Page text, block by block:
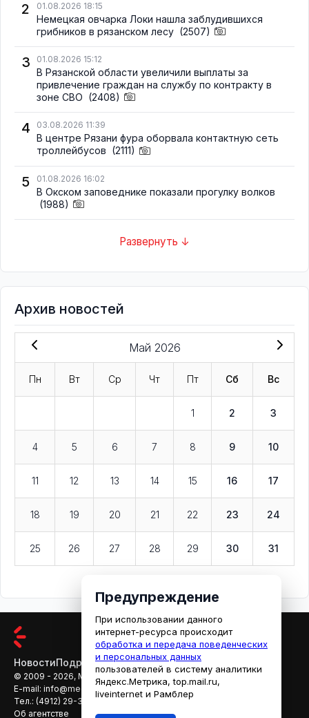
2 01.08.2026 18:15
Немецкая овчарка Локи нашла заблудившихся
грибников в рязанском лесу (2507)
3 01.08.2026 15:12
В Рязанской области увеличили выплаты за
привлечение граждан на службу по контракту в
зоне СВО (2408)
4 03.08.2026 11:39
В центре Рязани фура оборвала контактную сеть
троллейбусов (2111)
5 01.08.2026 16:02
В Окском заповеднике показали прогулку волков
(1988)
Развернуть ↓
Архив новостей
Май 2026
Пн Вт Ср Чт Пт Сб Вс
1 2 3
4 5 6 7 8 9 10
11 12 13 14 15 16 17
18 19 20 21 22 23 24
25 26 27 28 29 30 31
НовостиПодробностиАфишаКино
© 2009 - 2026, МЕДИАРЯЗАНЬ
E-mail: info@mediaryazan.ru,reklama@mediaryazan.ru
Тел.: (4912) 29-33-66
Об агентстве
Предупреждение
При использовании данного
интернет-ресурса происходит
обработка и передача поведенческих
и персональных данных
пользователей в систему аналитики
Яндекс.Метрика, top.mail.ru,
liveinternet и Рамблер